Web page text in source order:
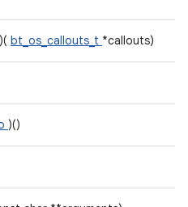
)( bt_os_callouts_t *callouts)
)()